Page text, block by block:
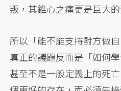
叛，其錐心之痛更是巨大
所以「能不能支持對方做
真正的議題反而是「如何
甚至不是一般定義上的死